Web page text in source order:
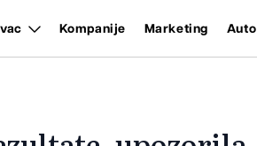
Kompanije Marketing Auto